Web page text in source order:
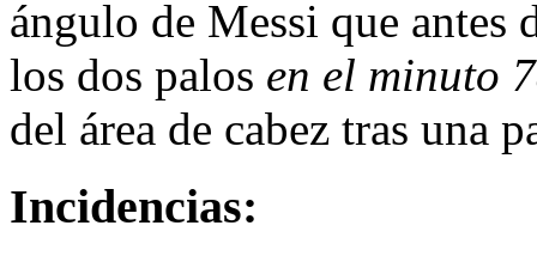
ángulo de Messi que antes
los dos palos en el minuto
del área de cabez tras una
Incidencias: